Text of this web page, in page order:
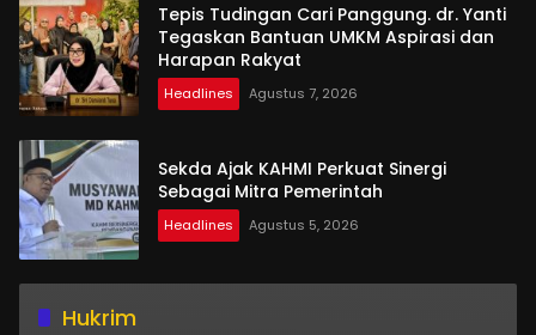
Tepis Tudingan Cari Panggung. dr. Yanti
Tegaskan Bantuan UMKM Aspirasi dan
Harapan Rakyat
Headlines Agustus 7, 2026
Sekda Ajak KAHMI Perkuat Sinergi
Sebagai Mitra Pemerintah
Headlines Agustus 5, 2026
Hukrim